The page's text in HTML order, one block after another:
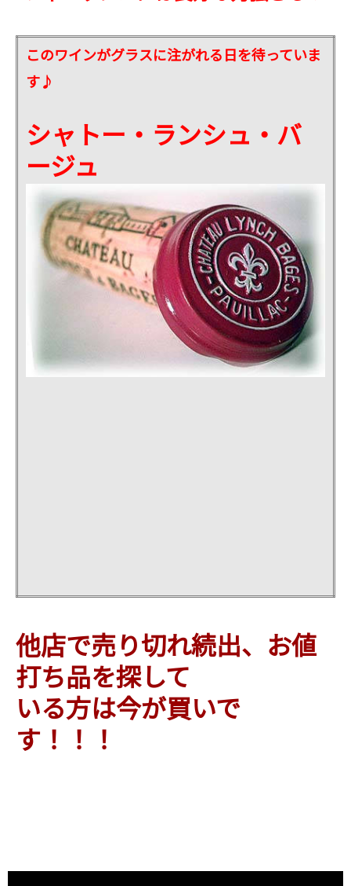
このワインがグラスに注がれる日を待っていま
す♪
シャトー・ランシュ・バ
ージュ
他店で売り切れ続出、お値
打ち品を探して
いる方は今が買いで
す！！！